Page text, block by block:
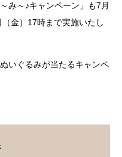
み～♪キャンペーン」も7月
金）17時まで実施いたし
いぐるみが当たるキャンペ